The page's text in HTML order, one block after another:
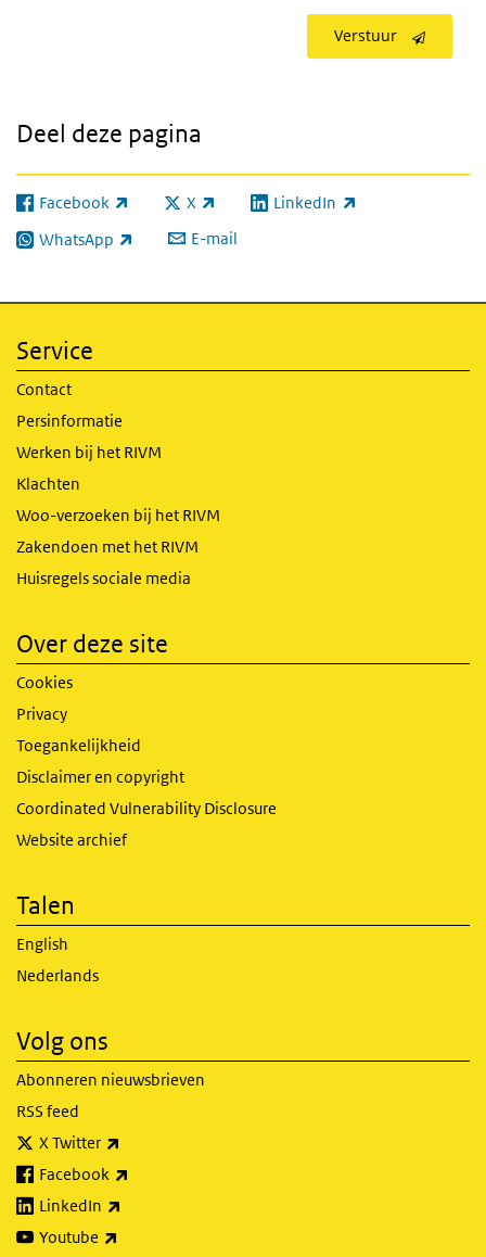
Verstuur
Deel deze pagina
Facebook
(externe link) X
(externe link) LinkedIn
(externe link)
WhatsApp
(externe link) E-mail
Service
Contact
Persinformatie
Werken bij het RIVM
Klachten
Woo-verzoeken bij het RIVM
Zakendoen met het RIVM
Huisregels sociale media
Over deze site
Cookies
Privacy
Toegankelijkheid
Disclaimer en copyright
Coordinated Vulnerability Disclosure
Website archief
Talen
English
Nederlands
Volg ons
Abonneren nieuwsbrieven
RSS feed
X Twitter
Facebook
LinkedIn
Youtube